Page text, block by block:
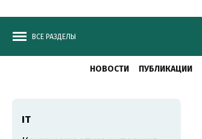
ВСЕ РАЗДЕЛЫ
НОВОСТИ ПУБЛИКАЦИИ
ІТ